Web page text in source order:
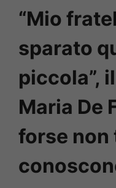
“Mio
sparato
piccola”,
Maria De
forse non